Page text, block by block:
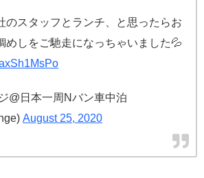
のスタッフとランチ、と思ったらお
めしをご馳走になっちゃいました💦
@日本一周Nバン車中泊
August 25, 2020